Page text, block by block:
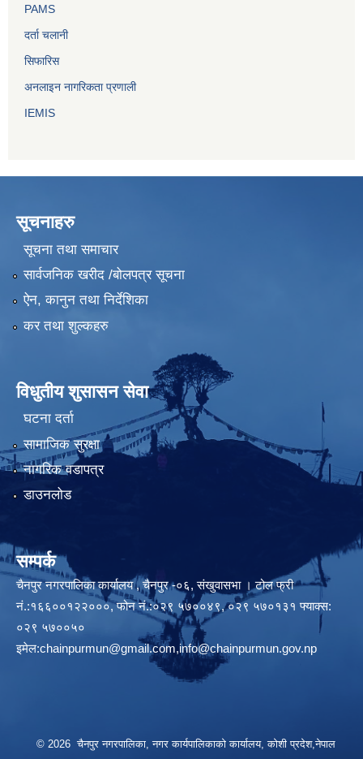
PAMS
दर्ता चलानी
सिफारिस
अनलाइन नागरिकता प्रणाली
IEMIS
सूचनाहरु
सूचना तथा समाचार
सार्वजनिक खरीद /बोलपत्र सूचना
ऐन, कानुन तथा निर्देशिका
कर तथा शुल्कहरु
विधुतीय शुसासन सेवा
घटना दर्ता
सामाजिक सुरक्षा
नागरिक वडापत्र
डाउनलोड
सम्पर्क
चैनपुर नगरपालिका कार्यालय , चैनपुर -०६, संखुवासभा । टोल फ्री
नं.:१६६००१२२०००, फोन नं.:०२९ ५७००४९, ०२९ ५७०१३१ फ्याक्स:
०२९ ५७००५०
इमेल:chainpurmun@gmail.com,info@chainpurmun.gov.np
© 2026 चैनपुर नगरपालिका, नगर कार्यपालिकाको कार्यालय, कोशी प्रदेश,नेपाल